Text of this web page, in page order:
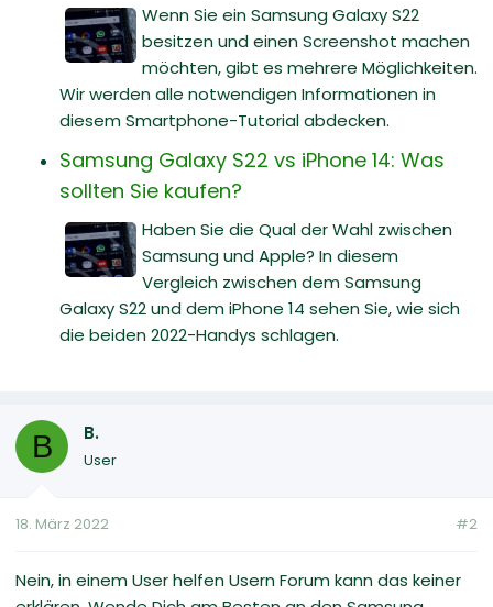
Wenn Sie ein Samsung Galaxy S22
besitzen und einen Screenshot machen
möchten, gibt es mehrere Möglichkeiten.
Wir werden alle notwendigen Informationen in
diesem Smartphone-Tutorial abdecken.
Samsung Galaxy S22 vs iPhone 14: Was
sollten Sie kaufen?
Haben Sie die Qual der Wahl zwischen
Samsung und Apple? In diesem
Vergleich zwischen dem Samsung
Galaxy S22 und dem iPhone 14 sehen Sie, wie sich
die beiden 2022-Handys schlagen.
B B.
User
18. März 2022 #2
Nein, in einem User helfen Usern Forum kann das keiner